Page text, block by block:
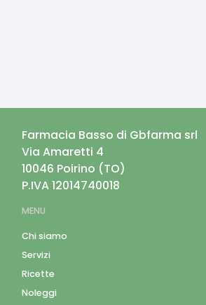
Farmacia Basso di Gbfarma srl
Via Amaretti 4
10046 Poirino (TO)
P.IVA12014740018
MENU
Chi siamo
Servizi
Ricette
Noleggi